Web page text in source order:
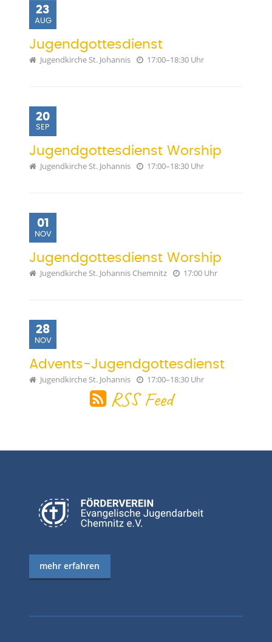
23
AUG
Jugendgottesdienst
Jugendkirche St. Johannis 17:00–18:30 Uhr
20
SEP
Jugendgottesdienst Worship
Jugendkirche St. Johannis 17:00–18:30 Uhr
01
NOV
Jugendgottesdienst Worship
Jugendkirche St. Johannis Chemnitz 17:00 Uhr
28
NOV
Advents-Jugendgottesdienst
Jugendkirche St. Johannis 17:00–18:30 Uhr
RSS Feed
mehr erfahren